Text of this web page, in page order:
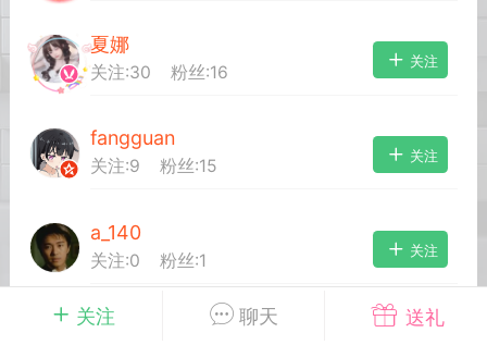
作弊模组的发布规范近期收到一些信息
作弊模组在联机服务器使用,为了维护游
模组的发布行为：1. *...
72
大人
Lv.8
关注 聊天 送礼
夏娜
关注:30 粉丝:16
关注
fangguan
关注:9 粉丝:15
关注
a_140
关注:0 粉丝:1
关注
B哥BooM